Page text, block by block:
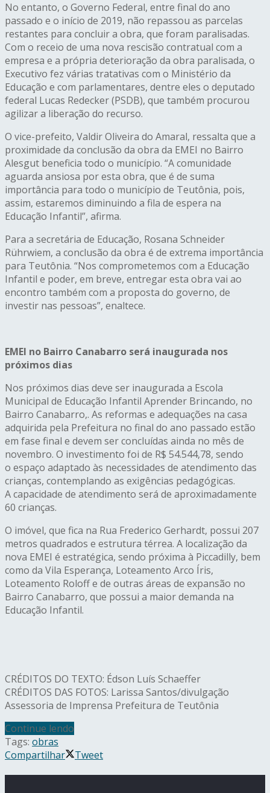
No entanto, o Governo Federal, entre final do ano
passado e o início de 2019, não repassou as parcelas
restantes para concluir a obra, que foram paralisadas.
Com o receio de uma nova rescisão contratual com a
empresa e a própria deterioração da obra paralisada, o
Executivo fez várias tratativas com o Ministério da
Educação e com parlamentares, dentre eles o deputado
federal Lucas Redecker (PSDB), que também procurou
agilizar a liberação do recurso.
O vice-prefeito, Valdir Oliveira do Amaral, ressalta que a
proximidade da conclusão da obra da EMEI no Bairro
Alesgut beneficia todo o município. “A comunidade
aguarda ansiosa por esta obra, que é de suma
importância para todo o município de Teutônia, pois,
assim, estaremos diminuindo a fila de espera na
Educação Infantil”, afirma.
Para a secretária de Educação, Rosana Schneider
Rührwiem, a conclusão da obra é de extrema importância
para Teutônia. “Nos comprometemos com a Educação
Infantil e poder, em breve, entregar esta obra vai ao
encontro também com a proposta do governo, de
investir nas pessoas”, enaltece.
EMEI no Bairro Canabarro será inaugurada nos
próximos dias
Nos próximos dias deve ser inaugurada a Escola
Municipal de Educação Infantil Aprender Brincando, no
Bairro Canabarro,. As reformas e adequações na casa
adquirida pela Prefeitura no final do ano passado estão
em fase final e devem ser concluídas ainda no mês de
novembro. O investimento foi de R$ 54.544,78, sendo
o espaço adaptado às necessidades de atendimento das
crianças, contemplando as exigências pedagógicas.
A capacidade de atendimento será de aproximadamente
60 crianças.
O imóvel, que fica na Rua Frederico Gerhardt, possui 207
metros quadrados e estrutura térrea. A localização da
nova EMEI é estratégica, sendo próxima à Piccadilly, bem
como da Vila Esperança, Loteamento Arco Íris,
Loteamento Roloff e de outras áreas de expansão no
Bairro Canabarro, que possui a maior demanda na
Educação Infantil.
CRÉDITOS DO TEXTO: Édson Luís Schaeffer
CRÉDITOS DAS FOTOS: Larissa Santos/divulgação
Assessoria de Imprensa Prefeitura de Teutônia
Continue lendo
Tags: obras
Compartilhar
Tweet